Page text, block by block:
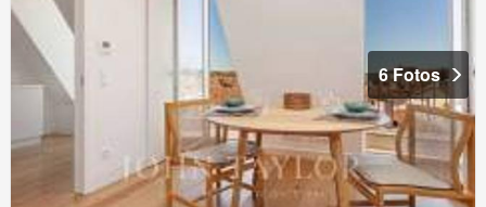
6 Fotos